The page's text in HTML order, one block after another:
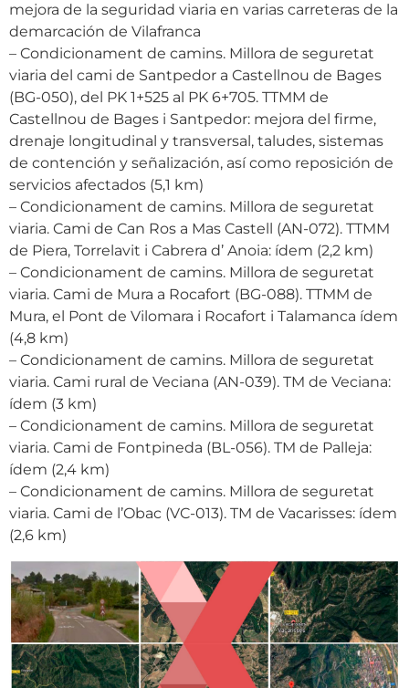
mejora de la seguridad viaria en varias carreteras de la
demarcación de Vilafranca
– Condicionament de camins. Millora de seguretat
viaria del cami de Santpedor a Castellnou de Bages
(BG-050), del PK 1+525 al PK 6+705. TTMM de
Castellnou de Bages i Santpedor: mejora del firme,
drenaje longitudinal y transversal, taludes, sistemas
de contención y señalización, así como reposición de
servicios afectados (5,1 km)
– Condicionament de camins. Millora de seguretat
viaria. Cami de Can Ros a Mas Castell (AN-072). TTMM
de Piera, Torrelavit i Cabrera d’ Anoia: ídem (2,2 km)
– Condicionament de camins. Millora de seguretat
viaria. Cami de Mura a Rocafort (BG-088). TTMM de
Mura, el Pont de Vilomara i Rocafort i Talamanca ídem
(4,8 km)
– Condicionament de camins. Millora de seguretat
viaria. Cami rural de Veciana (AN-039). TM de Veciana:
ídem (3 km)
– Condicionament de camins. Millora de seguretat
viaria. Cami de Fontpineda (BL-056). TM de Palleja:
ídem (2,4 km)
– Condicionament de camins. Millora de seguretat
viaria. Cami de l’Obac (VC-013). TM de Vacarisses: ídem
(2,6 km)